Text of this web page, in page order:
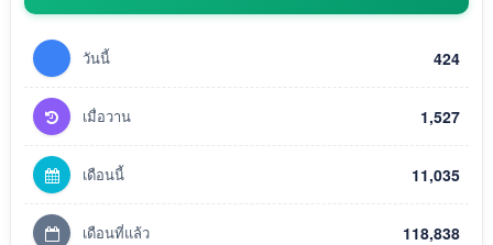
วันนี้ 424
เมื่อวาน 1,527
เดือนนี้ 11,035
เดือนที่แล้ว 118,838